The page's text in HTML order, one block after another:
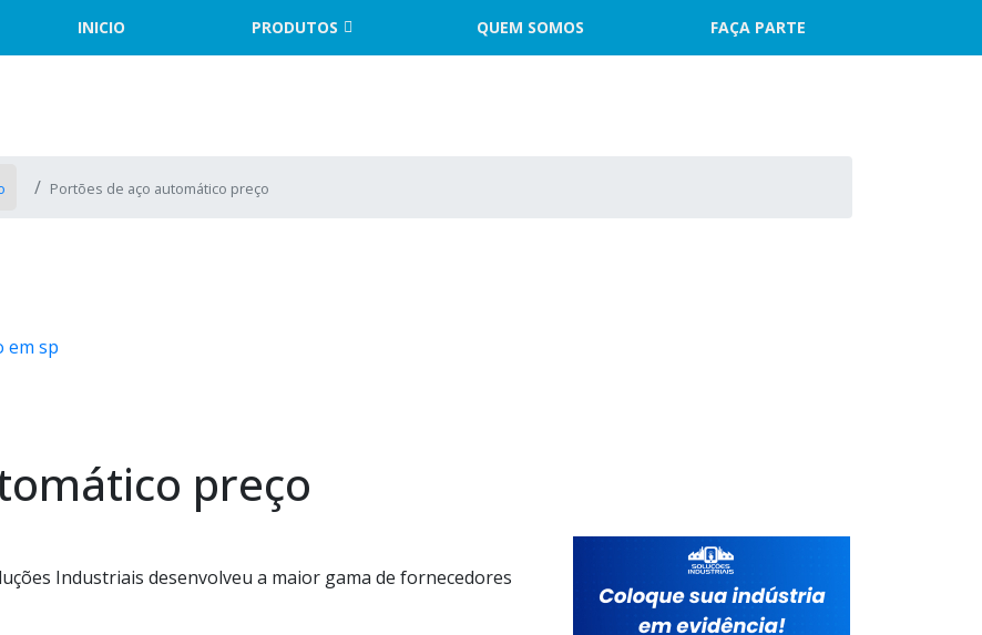
INICIO PRODUTOS QUEM SOMOS FAÇA PARTE
Portões de aço automático preço
em sp
preço
Industriais desenvolveu a maior gama de fornecedores